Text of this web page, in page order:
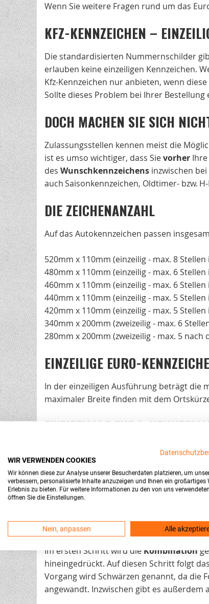
Wenn Sie weitere Fragen rund um das
KFZ-KENNZEICHEN –
Die standardisierten Nummernschilder
erlauben keine einzeiligen Kennzeichen.
Kfz-Kennzeichen nur anbieten, wenn
Sollte dieses Problem bei Ihrer
DOCH MACHEN SIE SICH
Zulassungsstellen kennen meist die
ist es umso wichtiger, dass Sievorher Ihre
des Wunschkennzeichens inzwischen
auch Saisonkennzeichen, Oldtimer- bzw.
DIE ZEICHENANZAHL
Auf das Autokennzeichen passen
520mm x 110mm (einzeilig - max. 8
480mm x 110mm (einzeilig - max. 6
460mm x 110mm (einzeilig - max. 6
440mm x 110mm (einzeilig - max. 5
420mm x 110mm (einzeilig - max. 5
340mm x 200mm (zweizeilig - max. 6
280mm x 200mm (zweizeilig - max. 5 nach
EINZEILIGE EURO-
In der einzeiligen Ausführung beträgt die
maximaler Breite finden mit dem
ZWEIZEILIGE EURO-
Bei zweizeiligen Autokennzeichen
übrigen Zahlen und Buchstaben
Bei dem 200mm x 280mm Schild sind
die einzeiligen Nummernschilder.
Das Herstellungsverfahren besteht aus
Im ersten Schritt wird die Kombination
hineingedrückt. Auf diesen Schritt folgt
Vorgang wird Schwärzen genannt, da die
angewandt. Inzwischen gibt es außerdem
WIR VERWENDEN COOKIES
Wir können diese zur Analyse unserer Besucherdaten platzieren, um
verbessern, personalisierte Inhalte anzuzeigen und Ihnen ein großartiges
Erlebnis zu bieten. Für weitere Informationen zu den von uns
öffnen Sie die Einstellungen.
Nein, anpassen Alle